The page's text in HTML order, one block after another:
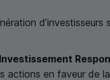
d’investisseurs
actions en faveur de